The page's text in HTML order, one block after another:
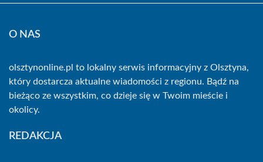
O NAS
olsztynonline.pl to lokalny serwis informacyjny z Olsztyna,
który dostarcza aktualne wiadomości z regionu. Bądź na
bieżąco ze wszystkim, co dzieje się w Twoim mieście i
okolicy.
REDAKCJA